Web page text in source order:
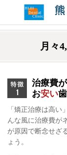
月々
治療費
お安い
「矯正治療は高い
んな風に治療費が
が原因で断念せざ
ょう。